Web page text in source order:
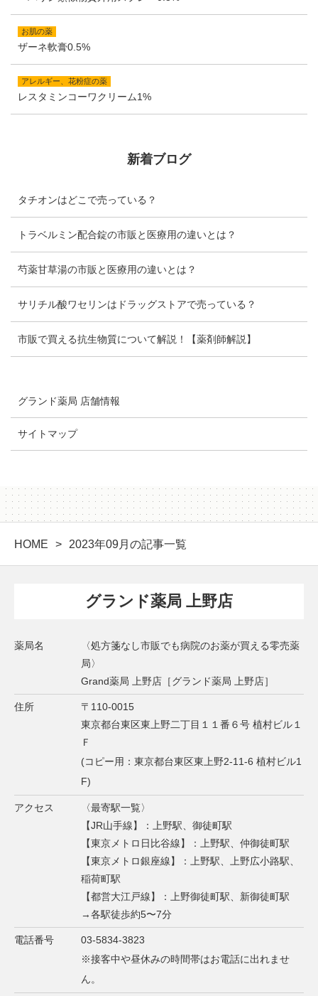
HOME 2023年09月の記事一覧
お肌の薬
ザーネ軟膏0.5%
アレルギー、花粉症の薬
レスタミンコーワクリーム1%
新着ブログ
タチオンはどこで売っている？
トラベルミン配合錠の市販と医療用の違いとは？
芍薬甘草湯の市販と医療用の違いとは？
サリチル酸ワセリンはドラッグストアで売っている？
市販で買える抗生物質について解説！【薬剤師解説】
グランド薬局 店舗情報
サイトマップ
グランド薬局 上野店
薬局名
〈処方箋なし市販でも病院のお薬が買える零売薬
局〉
Grand薬局 上野店［グランド薬局 上野店］
住所
〒110-0015
東京都台東区東上野二丁目１１番６号 植村ビル１
Ｆ
(コピー用：東京都台東区東上野2-11-6 植村ビル1
F)
アクセス
〈最寄駅一覧〉
【JR山手線】：上野駅、御徒町駅
【東京メトロ日比谷線】：上野駅、仲御徒町駅
【東京メトロ銀座線】：上野駅、上野広小路駅、
稲荷町駅
【都営大江戸線】：上野御徒町駅、新御徒町駅
→各駅徒歩約5〜7分
電話番号
03-5834-3823
※接客中や昼休みの時間帯はお電話に出れませ
ん。